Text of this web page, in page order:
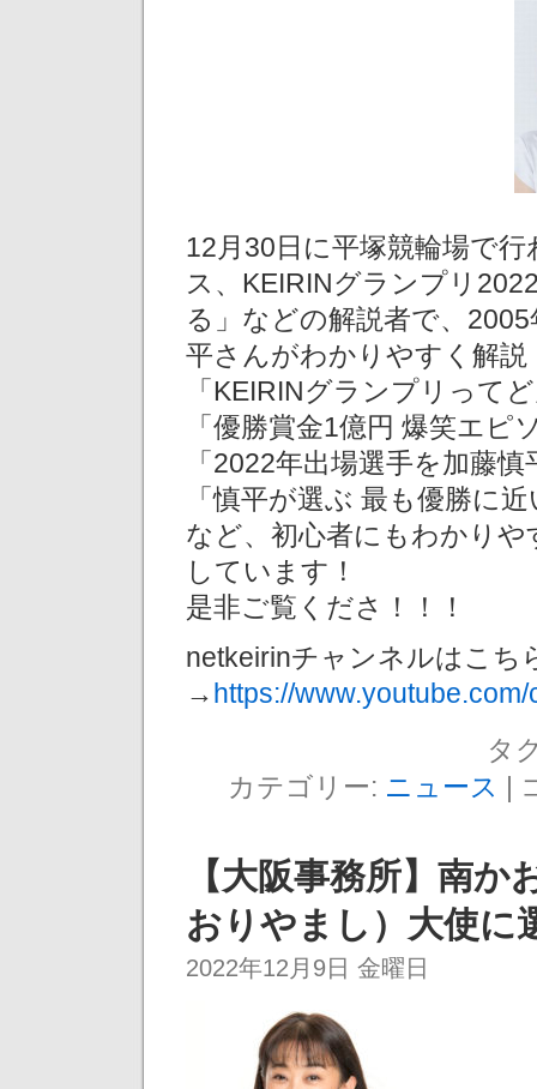
12月30日に平塚競輪場で
ス、KEIRINグランプリ
る」などの解説者で、
平さんがわかりやすく解説
「KEIRINグランプリって
「優勝賞金1億円 爆笑エピ
「2022年出場選手を加藤
「慎平が選ぶ 最も優勝に
など、初心者にもわかり
しています！
是非ご覧くださ！！！
netkeirinチャンネルはこち
→https://
タ
カテゴリー: ニュース |
【大阪事務所】南
おりやまし）大使に
2022年12月9日 金曜日